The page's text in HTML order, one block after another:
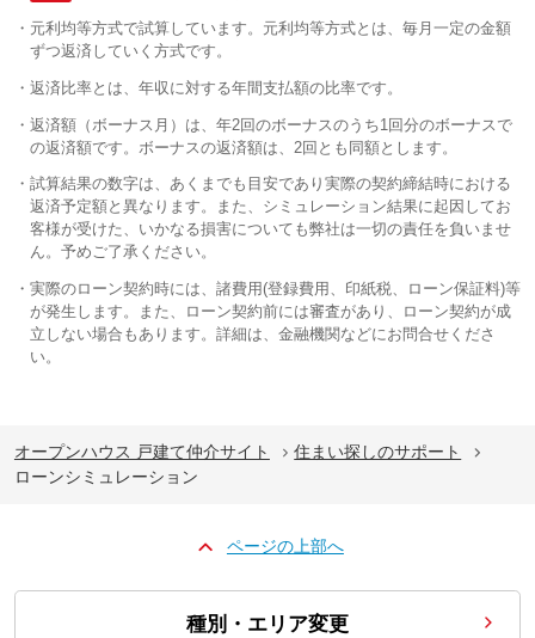
元利均等方式で試算しています。元利均等方式とは、毎月一定の金額
ずつ返済していく方式です。
返済比率とは、年収に対する年間支払額の比率です。
返済額（ボーナス月）は、年2回のボーナスのうち1回分のボーナスで
の返済額です。ボーナスの返済額は、2回とも同額とします。
試算結果の数字は、あくまでも目安であり実際の契約締結時における
返済予定額と異なります。また、シミュレーション結果に起因してお
客様が受けた、いかなる損害についても弊社は一切の責任を負いませ
ん。予めご了承ください。
実際のローン契約時には、諸費用(登録費用、印紙税、ローン保証料)等
が発生します。また、ローン契約前には審査があり、ローン契約が成
立しない場合もあります。詳細は、金融機関などにお問合せくださ
い。
オープンハウス 戸建て仲介サイト
住まい探しのサポート
ローンシミュレーション
ページの上部へ
種別・エリア変更